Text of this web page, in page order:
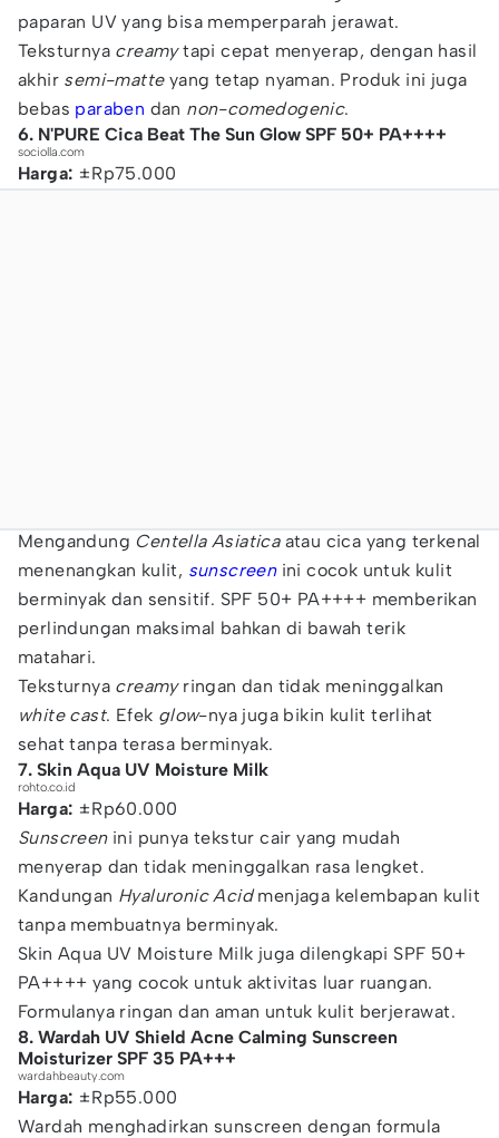
paparan UV yang bisa memperparah jerawat.
Teksturnya creamytapi cepat menyerap, dengan hasil
akhir semi-matteyang tetap nyaman. Produk ini juga
bebas paraben dan non-comedogenic.
6. N'PURE Cica Beat The Sun Glow SPF 50+ PA++++
sociolla.com
Harga: ±Rp75.000
Mengandung Centella Asiaticaatau cica yang terkenal
menenangkan kulit, sunscreen ini cocok untuk kulit
berminyak dan sensitif. SPF 50+ PA++++ memberikan
perlindungan maksimal bahkan di bawah terik
matahari.
Teksturnya creamy ringan dan tidak meninggalkan
white cast. Efek glow-nya juga bikin kulit terlihat
sehat tanpa terasa berminyak.
7. Skin Aqua UV Moisture Milk
rohto.co.id
Harga: ±Rp60.000
Sunscreen ini punya tekstur cair yang mudah
menyerap dan tidak meninggalkan rasa lengket.
Kandungan Hyaluronic Acidmenjaga kelembapan kulit
tanpa membuatnya berminyak.
Skin Aqua UV Moisture Milk juga dilengkapi SPF 50+
PA++++ yang cocok untuk aktivitas luar ruangan.
Formulanya ringan dan aman untuk kulit berjerawat.
8. Wardah UV Shield Acne Calming Sunscreen
Moisturizer SPF 35 PA+++
wardahbeauty.com
Harga: ±Rp55.000
Wardah menghadirkan sunscreen dengan formula